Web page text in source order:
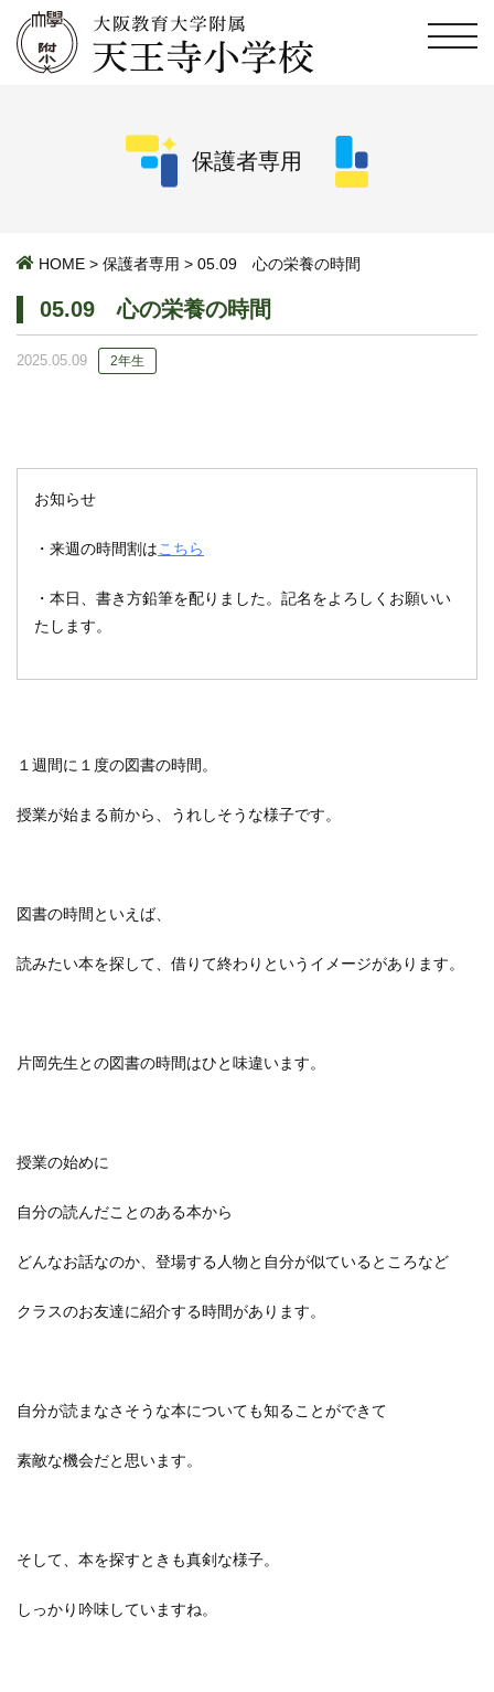
保護者専用
HOME > 保護者専用 > 05.09 心の栄養の時間
05.09 心の栄養の時間
2025.05.09 2年生
お知らせ
・来週の時間割はこちら
・本日、書き方鉛筆を配りました。記名をよろしくお願いい
たします。
１週間に１度の図書の時間。
授業が始まる前から、うれしそうな様子です。
図書の時間といえば、
読みたい本を探して、借りて終わりというイメージがあります。
片岡先生との図書の時間はひと味違います。
授業の始めに
自分の読んだことのある本から
どんなお話なのか、登場する人物と自分が似ているところなど
クラスのお友達に紹介する時間があります。
自分が読まなさそうな本についても知ることができて
素敵な機会だと思います。
そして、本を探すときも真剣な様子。
しっかり吟味していますね。